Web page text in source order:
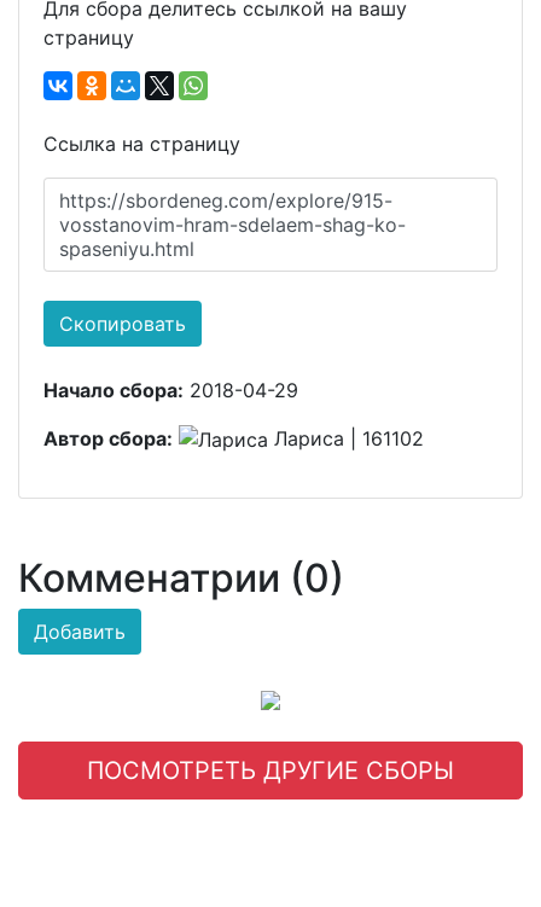
Для сбора делитесь ссылкой на вашу
страницу
Ссылка на страницу
https://sbordeneg.com/explore/915-
vosstanovim-hram-sdelaem-shag-ko-
spaseniyu.html
Скопировать
Начало сбора: 2018-04-29
Автор сбора:
Лариса | 161102
Комменатрии (0)
Добавить
ПОСМОТРЕТЬ ДРУГИЕ СБОРЫ